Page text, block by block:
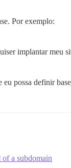
Por exemplo:
implantar meu
possa definir
a subdomain